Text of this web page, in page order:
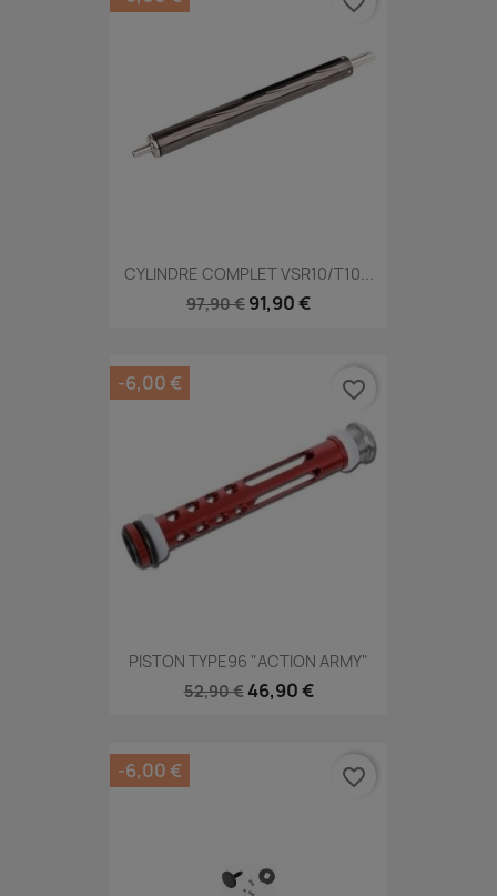
CYLINDRE COMPLET VSR10/T10...
97,90 € 91,90 €
PISTON TYPE96 "ACTION ARMY"
52,90 € 46,90 €
-6,00 € favorite_border
-6,00 € favorite_border